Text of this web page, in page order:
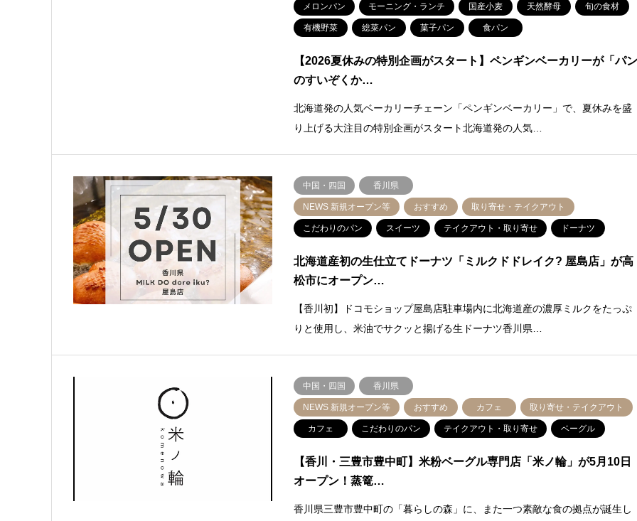
メロンパン モーニング・ランチ 国産小麦 天然酵母 旬の食材
有機野菜 総菜パン 菓子パン 食パン
【2026夏休みの特別企画がスタート】ペンギンベーカリーが「パ
のすいぞくか…
北海道発の人気ベーカリーチェーン「ペンギンベーカリー」で、夏休みを盛
り上げる大注目の特別企画がスタート北海道発の人気…
中国・四国 香川県
NEWS 新規オープン等 おすすめ 取り寄せ・テイクアウト
こだわりのパン スイーツ テイクアウト・取り寄せ ドーナツ
北海道産初の生仕立てドーナツ「ミルクドドレイク? 屋島店」が高
松市にオープン…
【香川初】ドコモショップ屋島店駐車場内に北海道産の濃厚ミルクをたっぷ
りと使用し、米油でサクッと揚げる生ドーナツ香川県…
中国・四国 香川県
NEWS 新規オープン等 おすすめ カフェ 取り寄せ・テイクアウト
カフェ こだわりのパン テイクアウト・取り寄せ ベーグル
【香川・三豊市豊中町】米粉ベーグル専門店「米ノ輪」が5月10日
オープン！蒸篭…
香川県三豊市豊中町の「暮らしの森」に、また一つ素敵な食の拠点が誕生し